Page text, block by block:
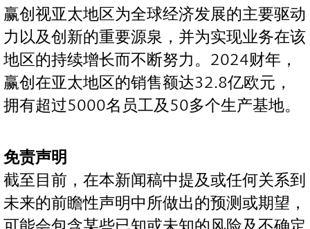
赢创视亚太地区为全球经济发展的主要驱动
力以及创新的重要源泉，并为实现业务在该
地区的持续增长而不断努力。2024财年，
赢创在亚太地区的销售额达32.8亿欧元，
拥有超过5000名员工及50多个生产基地。
免责声明
截至目前，在本新闻稿中提及或任何关系到
未来的前瞻性声明中所做出的预测或期望，